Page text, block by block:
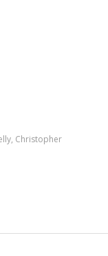
Christopher